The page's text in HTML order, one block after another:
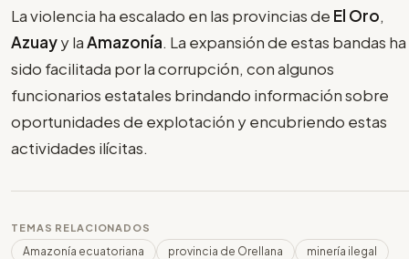
La violencia ha escalado en las provincias de El Oro,
Azuayy laAmazonía. La expansión de estas bandas ha
sido facilitada por la corrupción, con algunos
funcionarios estatales brindando información sobre
oportunidades de explotación y encubriendo estas
actividades ilícitas.
TEMAS RELACIONADOS
Amazonía ecuatoriana provincia de Orellana
minería ilegal